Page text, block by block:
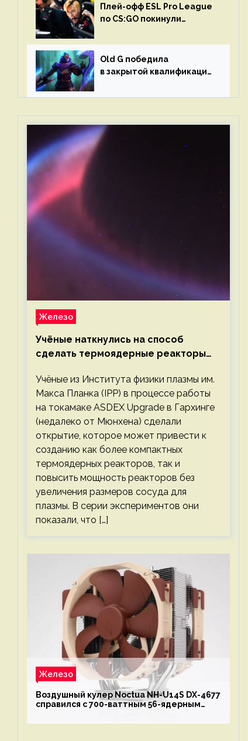
Плей-офф ESL Pro League
по CS:GO покинули
Old G победила
в закрытой квалификации
Западной Европы
Железо
Учёные наткнулись на способ
сделать термоядерные реакторы
Учёные из Института физики плазмы им.
Макса Планка (IPP) в процессе работы
на токамаке ASDEX Upgrade в Гархинге
(недалеко от Мюнхена) сделали
открытие, которое может привести к
созданию как более компактных
термоядерных реакторов, так и
повысить мощность реакторов без
увеличения размеров сосуда для
плазмы. В серии экспериментов они
показали, что […]
Железо
Воздушный кулер Noctua NH-U14S DX-4677
справился с 700-ваттным 56-ядерным